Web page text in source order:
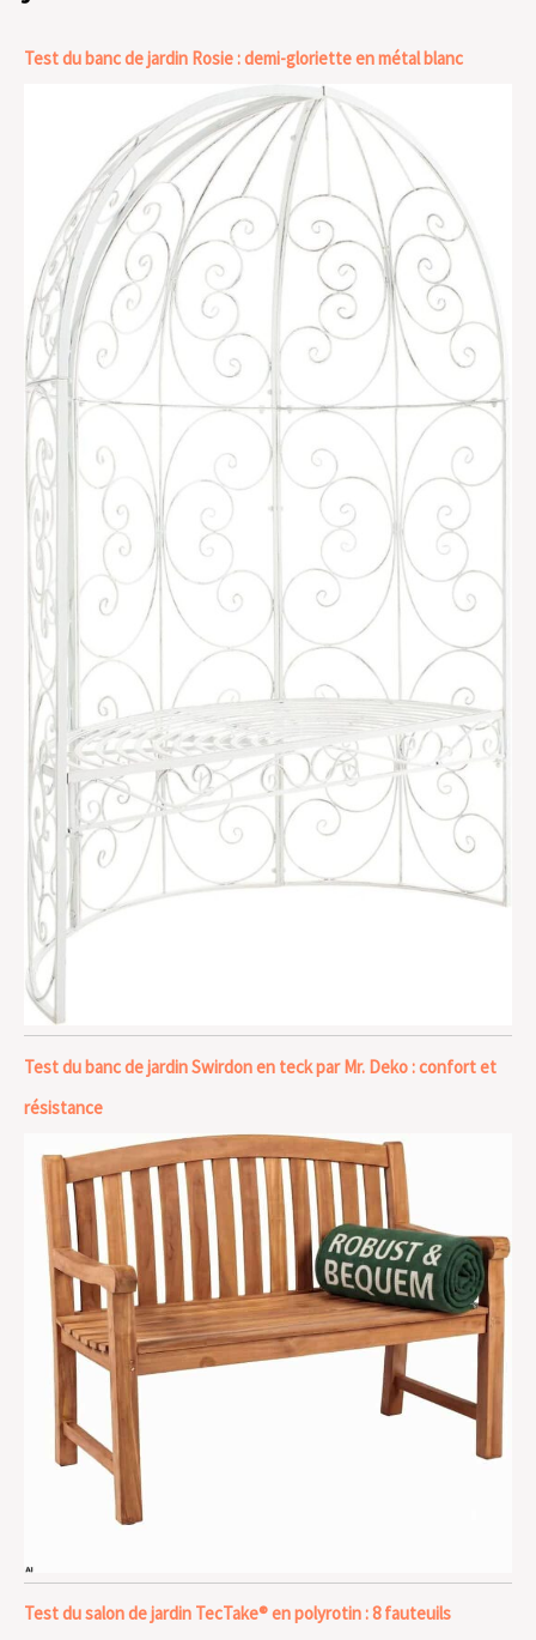
Test du banc de jardin Rosie : demi-gloriette en métal blanc
Test du banc de jardin Swirdon en teck par Mr. Deko : confort et
résistance
Test du salon de jardin TecTake® en polyrotin : 8 fauteuils